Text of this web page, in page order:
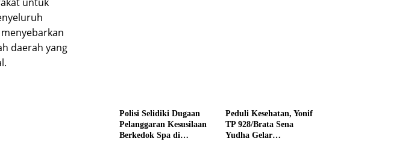
daerah yang
Polisi Selidiki Dugaan
Pelanggaran Kesusilaan
Berkedok Spa di
Peduli Kesehatan, Yonif
TP 928/Brata Sena
Yudha Gelar